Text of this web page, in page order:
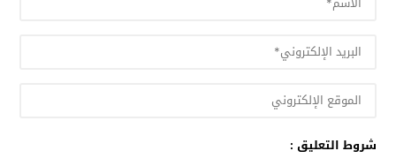
شروط التعليق :